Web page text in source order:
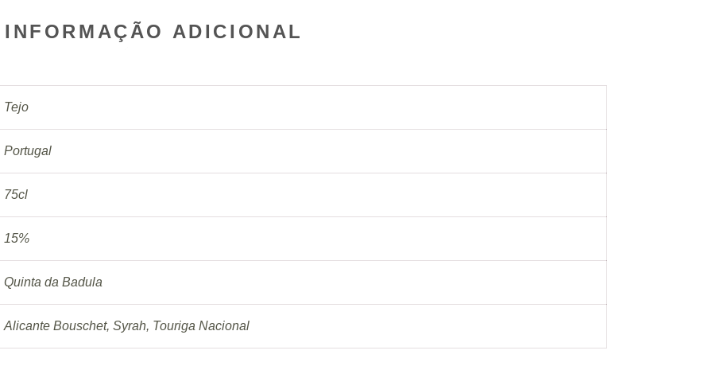
INFORMAÇÃO ADICIONAL
Tejo
Portugal
75cl
15%
Quinta da Badula
Alicante Bouschet, Syrah, Touriga Nacional